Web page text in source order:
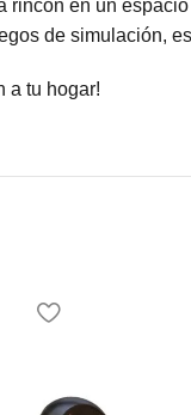
rincón en un
de simulación,
a tu hogar!